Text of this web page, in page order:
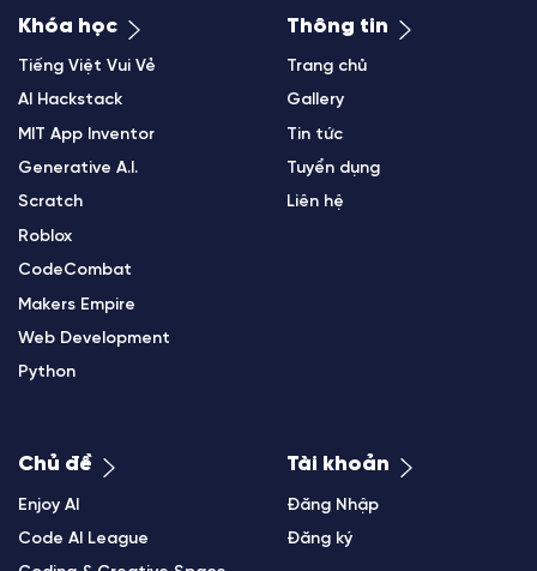
Khóa học
Tiếng Việt Vui Vẻ
AI Hackstack
MIT App Inventor
Generative A.I.
Scratch
Roblox
CodeCombat
Makers Empire
Web Development
Python
Thông tin
Trang chủ
Gallery
Tin tức
Tuyển dụng
Liên hệ
Chủ đề
Enjoy AI
Code AI League
Tài khoản
Đăng Nhập
Đăng ký